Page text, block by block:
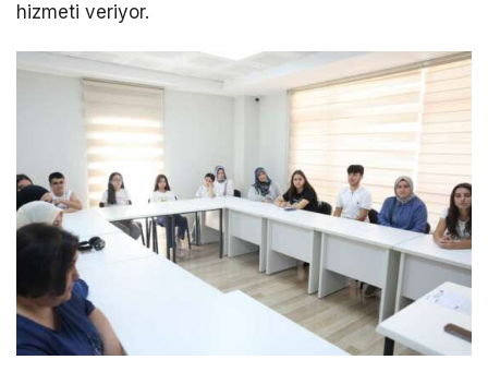
hizmeti veriyor.